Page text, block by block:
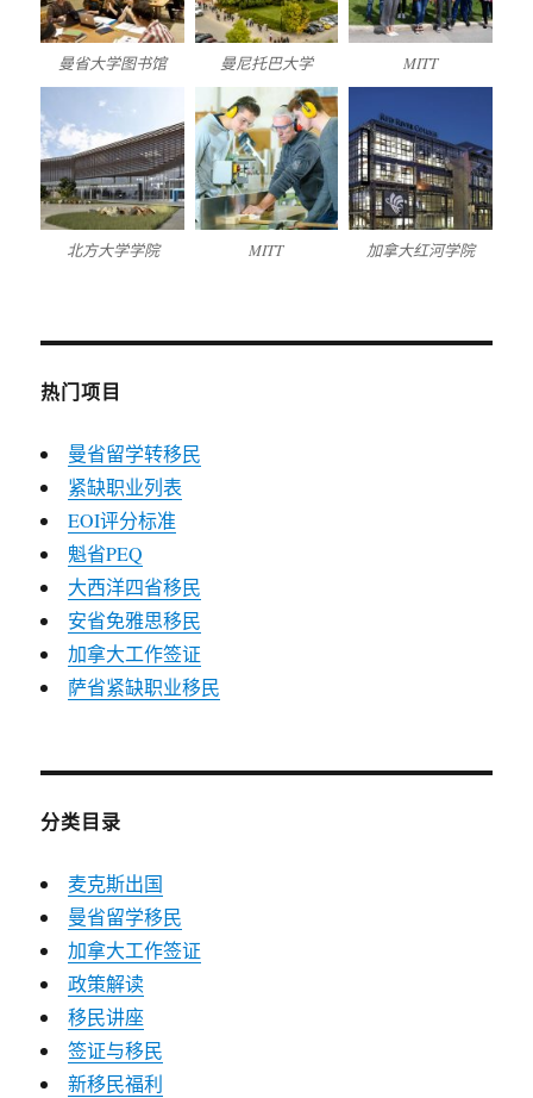
曼省大学图书馆 曼尼托巴大学 MITT
北方大学学院 MITT 加拿大红河学院
热门项目
曼省留学转移民
紧缺职业列表
EOI评分标准
魁省PEQ
大西洋四省移民
安省免雅思移民
加拿大工作签证
萨省紧缺职业移民
分类目录
麦克斯出国
曼省留学移民
加拿大工作签证
政策解读
移民讲座
签证与移民
新移民福利